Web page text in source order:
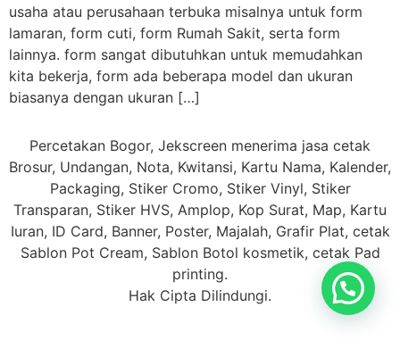
usaha atau perusahaan terbuka misalnya untuk form
lamaran, form cuti, form Rumah Sakit, serta form
lainnya. form sangat dibutuhkan untuk memudahkan
kita bekerja, form ada beberapa model dan ukuran
biasanya dengan ukuran […]
Percetakan Bogor, Jekscreen menerima jasa cetak
Brosur, Undangan, Nota, Kwitansi, Kartu Nama, Kalender,
Packaging, Stiker Cromo, Stiker Vinyl, Stiker
Transparan, Stiker HVS, Amplop, Kop Surat, Map, Kartu
Iuran, ID Card, Banner, Poster, Majalah, Grafir Plat, cetak
Sablon Pot Cream, Sablon Botol kosmetik, cetak Pad
printing.
Hak Cipta Dilindungi.